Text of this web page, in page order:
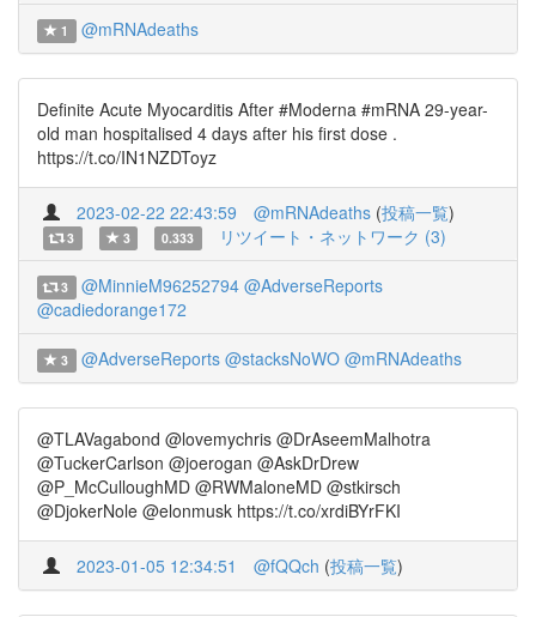
1 @mRNAdeaths
Definite Acute Myocarditis After #Moderna #mRNA 29-year-
old man hospitalised 4 days after his first dose .
https://t.co/IN1NZDToyz
2023-02-22 22:43:59 @mRNAdeaths (投稿一覧)
3 3 0.333 リツイート・ネットワーク (3)
3 @MinnieM96252794 @AdverseReports
@cadiedorange172
3 @AdverseReports @stacksNoWO @mRNAdeaths
@TLAVagabond @lovemychris @DrAseemMalhotra
@TuckerCarlson @joerogan @AskDrDrew
@P_McCulloughMD @RWMaloneMD @stkirsch
@DjokerNole @elonmusk https://t.co/xrdiBYrFKI
2023-01-05 12:34:51 @fQQch (投稿一覧)